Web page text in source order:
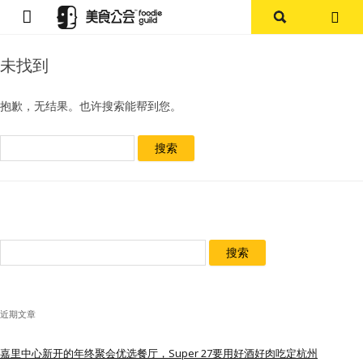
探店报告
未找到
抱歉，无结果。也许搜索能帮到您。
索：
索：
近期文章
嘉里中心新开的年终聚会优选餐厅，Super 27要用好酒好肉吃定杭州